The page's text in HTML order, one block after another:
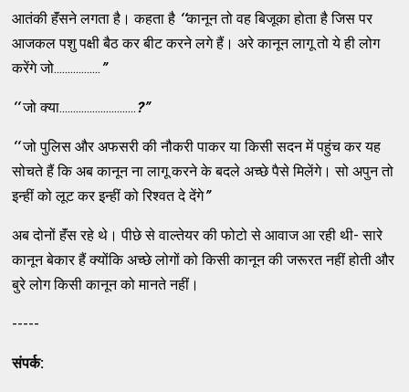
आतंकी हॅंसने लगता है। कहता है ‘‘कानून तो वह बिजूका होता है जिस पर
आजकल पशु पक्षी बैठ कर बीट करने लगे हैं। अरे कानून लागू तो ये ही लोग
करेंगे जो................. ”
‘‘जो क्या............................?”
‘‘जो पुलिस और अफसरी की नौकरी पाकर या किसी सदन में पहुंच कर यह
सोचते हैं कि अब कानून ना लागू करने के बदले अच्छे पैसे मिलेंगे। सो अपुन तो
इन्हीं को लूट कर इन्हीं को रिश्वत दे देंगे”
अब दोनों हॅंस रहे थे। पीछे से वाल्तेयर की फोटो से आवाज आ रही थी- सारे
कानून बेकार हैं क्योंकि अच्छे लोगों को किसी कानून की जरूरत नहीं होती और
बुरे लोग किसी कानून को मानते नहीं।
-----
संपर्क: